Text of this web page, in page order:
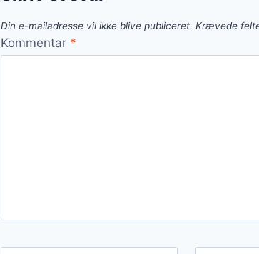
Din e-mailadresse vil ikke blive publiceret. Krævede
Kommentar *